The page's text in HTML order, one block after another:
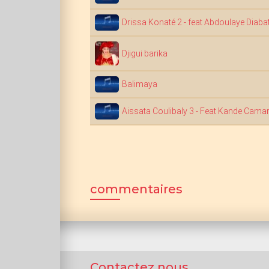
Drissa Konaté 2 - feat Abdoulaye
Djigui barika
Balimaya
Aissata Coulibaly 3 - Feat Kande
commentaires